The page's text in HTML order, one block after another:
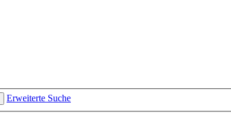
Erweiterte Suche